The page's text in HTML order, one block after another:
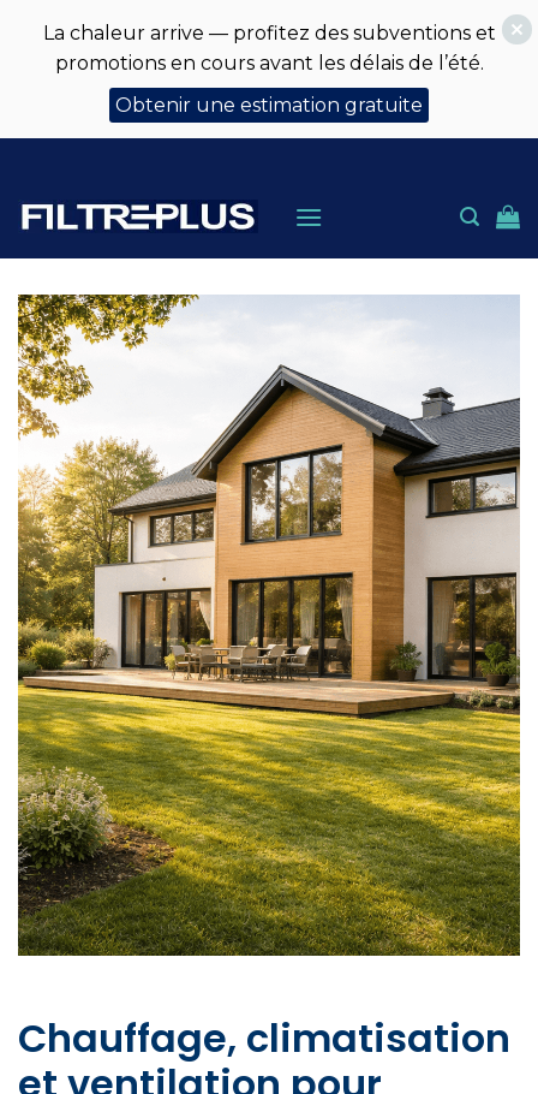
content
Chauffage, climatisation
La chaleur arrive — profitez des subventions et
promotions en cours avant les délais de l’été.
Obtenir une estimation gratuite